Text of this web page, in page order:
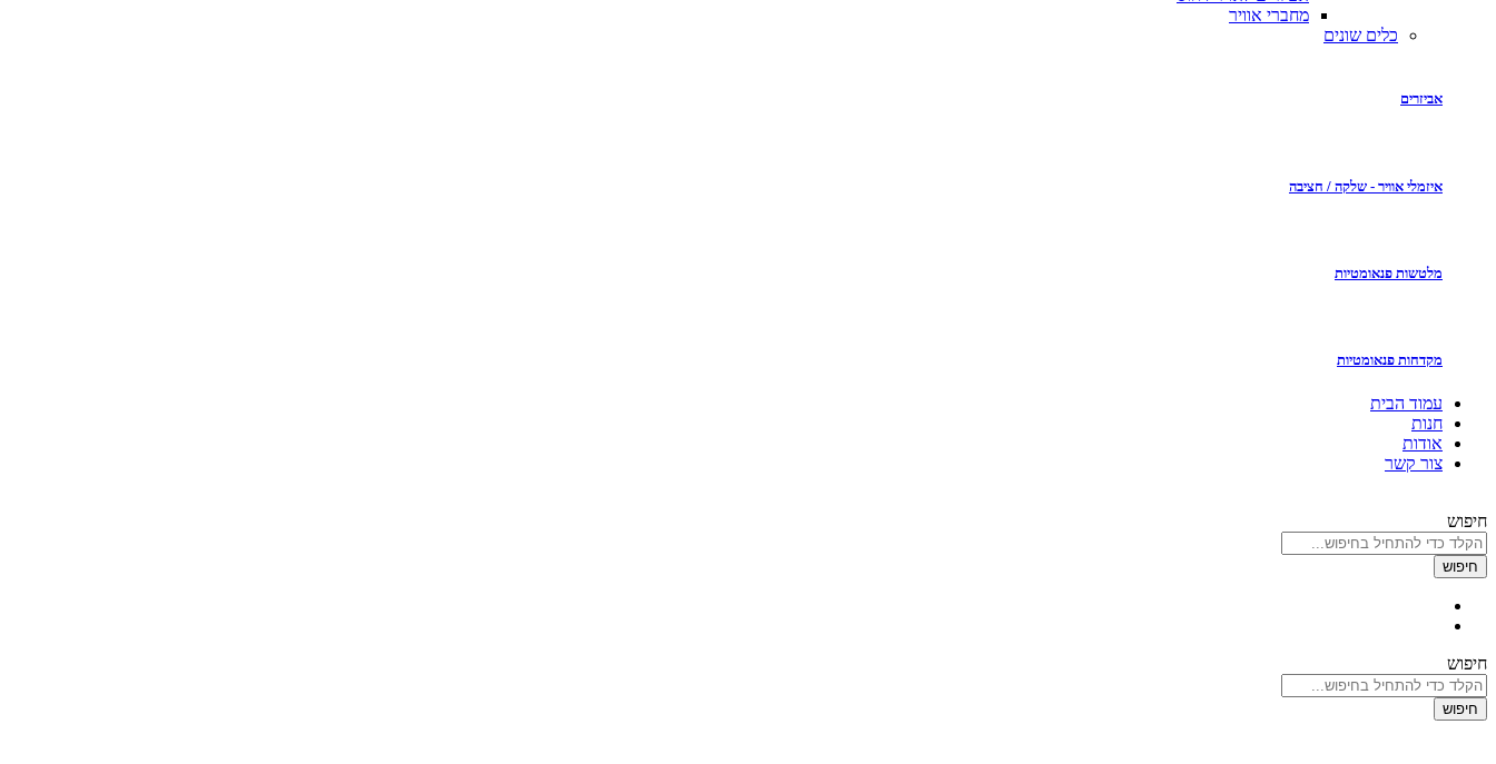
מחברי אוויר
כלים שונים
אביזרים
איזמלי אוויר - שלקה / חציבה
מלטשות פנאומטיות
מקדחות פנאומטיות
עמוד הבית
חנות
אודות
צור קשר
חיפוש
חיפוש
חיפוש
חיפוש